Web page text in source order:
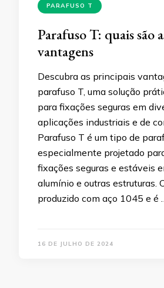
PARAFUSO T
Parafuso T: quais são
vantagens
Descubra as principais
parafuso T, uma solução
para fixações seguras em
aplicações industriais e de
Parafuso T é um tipo de
especialmente projetado
fixações seguras e estáveis
alumínio e outras estruturas.
produzido com aço 1045 e é
16 DE JULHO DE 2024